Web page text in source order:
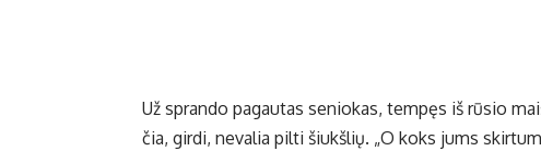
Už sprando pagautas seniokas, tempęs iš rūsio
čia, girdi, nevalia pilti šiukšlių. „O koks jums